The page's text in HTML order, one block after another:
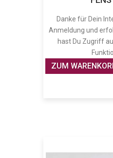
Danke für Dein
Anmeldung und
hast Du Zugriff
ZUM